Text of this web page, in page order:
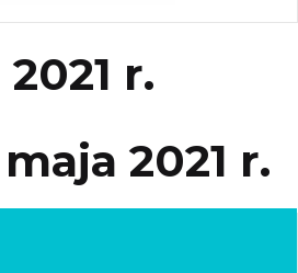
r.
2021 r.